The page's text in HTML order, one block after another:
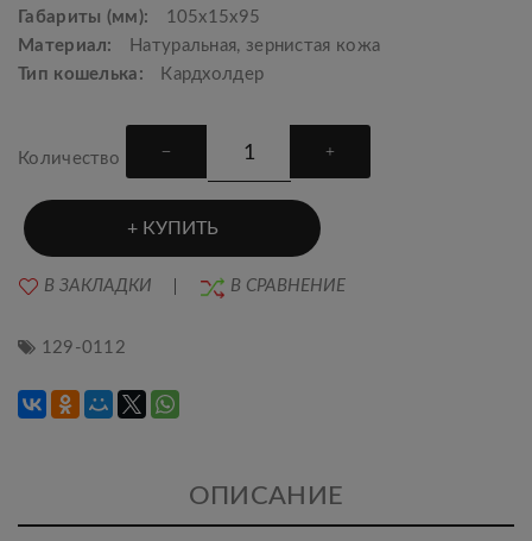
Габариты (мм):
105х15х95
Материал:
Натуральная, зернистая кожа
Тип кошелька:
Кардхолдер
Количество
КУПИТЬ
В ЗАКЛАДКИ В СРАВНЕНИЕ
129-0112
ОПИСАНИЕ